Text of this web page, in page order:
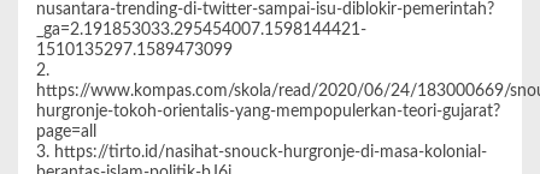
nusantara-trending-di-twitter-sampai-isu-diblokir-pemerintah?
_ga=2.191853033.295454007.1598144421-
1510135297.1589473099
2.
https://www.kompas.com/skola/read/2020/06/24/183000669/
hurgronje-tokoh-orientalis-yang-mempopulerkan-teori-gujarat?
page=all
3. https://tirto.id/nasihat-snouck-hurgronje-di-masa-kolonial-